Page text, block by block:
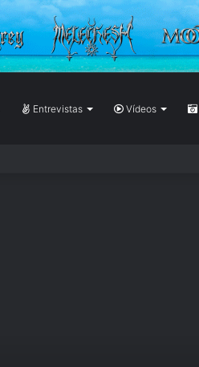
Entrevistas Vídeos